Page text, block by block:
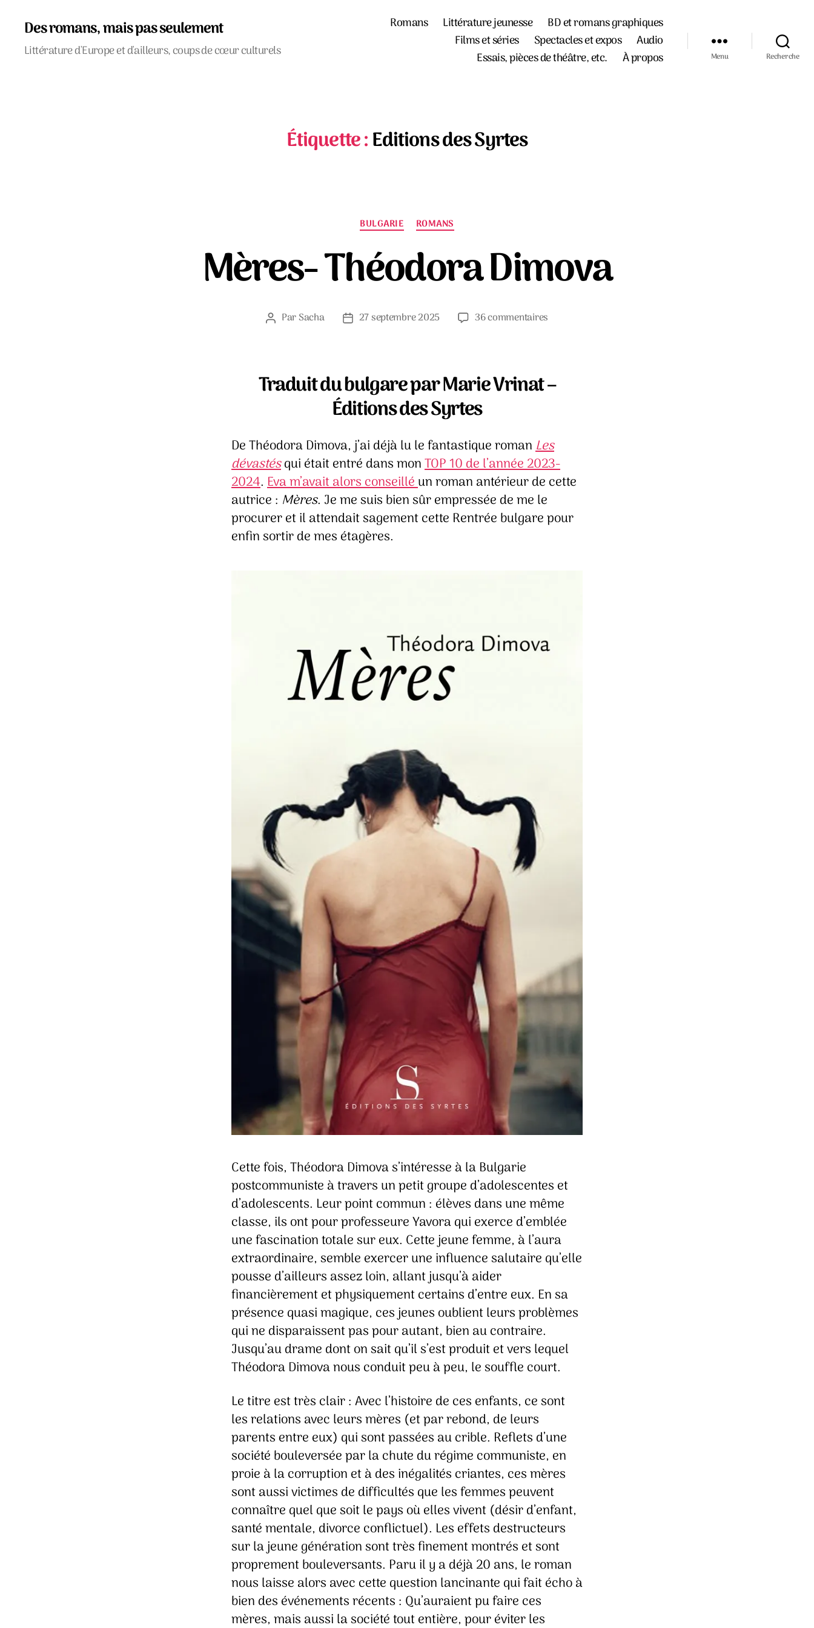
Des romans, mais pas seulement
Littérature d'Europe et d'ailleurs, coups de cœur culturels
Romans Littérature jeunesse
BD et romans graphiques
Films et séries
Spectacles et expos
Audio
Essais, pièces de théâtre, etc.
À propos Menu Recherche
Étiquette :Editions des Syrtes
Catégories
BULGARIE ROMANS
Mères- Théodora Dimova
Auteur
ParSacha
Date27 septembre 2025 36 commentairessur
Traduit du bulgare par Marie Vrinat –
Éditions des Syrtes
De Théodora Dimova, j’ai déjà lu le fantastique romanLes
dévastésqui était entré dans monTOP 10 de l’année 2023-
2024. Eva m’avait alors conseilléun roman antérieur de cette
autrice : Mères. Je me suis bien sûr empressée de me le
procurer et il attendait sagement cette Rentrée bulgare pour
enfin sortir de mes étagères.
Cette fois, Théodora Dimova s’intéresse à la Bulgarie
postcommuniste à travers un petit groupe d’adolescentes et
d’adolescents. Leur point commun : élèves dans une même
classe, ils ont pour professeure Yavora qui exerce d’emblée
une fascination totale sur eux. Cette jeune femme, à l’aura
extraordinaire, semble exercer une influence salutaire qu’elle
pousse d’ailleurs assez loin, allant jusqu’à aider
financièrement et physiquement certains d’entre eux. En sa
présence quasi magique, ces jeunes oublient leurs problèmes
qui ne disparaissent pas pour autant, bien au contraire.
Jusqu’au drame dont on sait qu’il s’est produit et vers lequel
Théodora Dimova nous conduit peu à peu, le souffle court.
Le titre est très clair : Avec l’histoire de ces enfants, ce sont
les relations avec leurs mères (et par rebond, de leurs
parents entre eux) qui sont passées au crible. Reflets d’une
société bouleversée par la chute du régime communiste, en
proie à la corruption et à des inégalités criantes, ces mères
sont aussi victimes de difficultés que les femmes peuvent
connaître quel que soit le pays où elles vivent (désir d’enfant,
santé mentale, divorce conflictuel). Les effets destructeurs
sur la jeune génération sont très finement montrés et sont
proprement bouleversants. Paru il y a déjà 20 ans, le roman
nous laisse alors avec cette question lancinante qui fait écho à
bien des événements récents : Qu’auraient pu faire ces
mères, mais aussi la société tout entière, pour éviter les